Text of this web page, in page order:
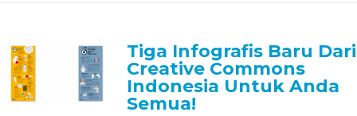
Tiga Infografis Baru Dari
Creative Commons
Indonesia Untuk Anda
Semua!